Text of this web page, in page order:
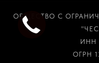
ОБЩЕСТВО С
ИНН
ОГРН